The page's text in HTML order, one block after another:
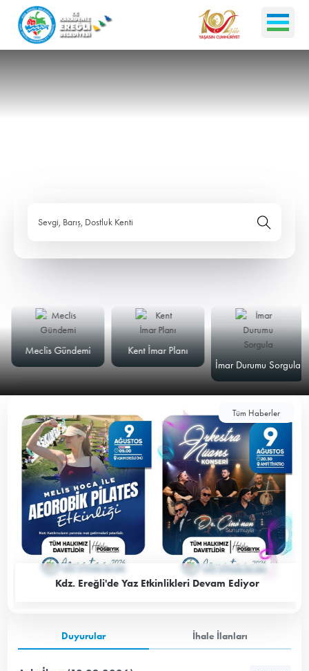
Sevgi, Barış, Dostluk Kenti
Meclis Gündemi
Kent İmar Planı
İmar Durumu Sorgula
Tüm Haberler
Kdz. Ereğli'de Yaz Etkinlikleri Devam Ediyor
Duyurular İhale İlanları